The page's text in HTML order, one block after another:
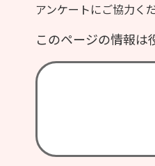
アンケートにご協力く
このページの情報は